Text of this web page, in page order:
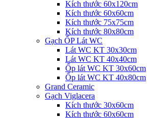
Kích thước 60x120cm
Kích thước 60x60cm
Kích thước 75x75cm
Kích thước 80x80cm
Gạch ỐP Lát WC
Lát WC KT 30x30cm
Lát WC KT 40x40cm
Ốp lát WC KT 30x60cm
Ốp lát WC KT 40x80cm
Grand Ceramic
Gạch Viglacera
Kích thước 30x60cm
Kích thước 60x60cm